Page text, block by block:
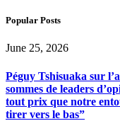
Popular Posts
June 25, 2026
Péguy Tshisuaka sur
sommes de leaders
tout prix que notre
tirer vers le bas”